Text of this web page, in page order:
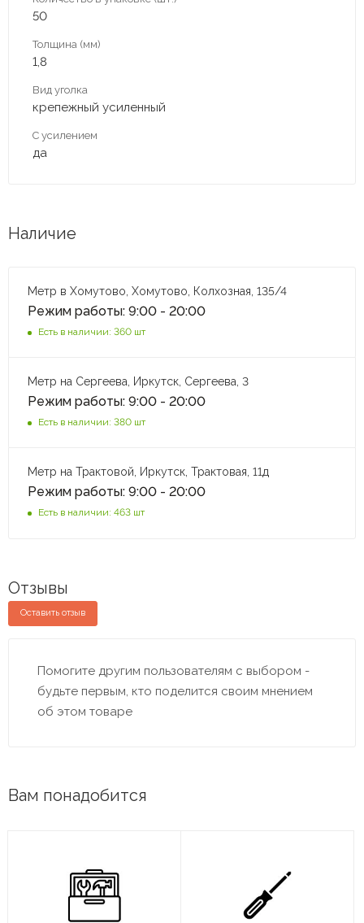
50
Толщина (мм)
1,8
Вид уголка
крепежный усиленный
С усилением
да
Наличие
Метр в Хомутово, Хомутово, Колхозная, 135/4
Режим работы: 9:00 - 20:00
Есть в наличии: 360 шт
Метр на Сергеева, Иркутск, Сергеева, 3
Режим работы: 9:00 - 20:00
Есть в наличии: 380 шт
Метр на Трактовой, Иркутск, Трактовая, 11д
Режим работы: 9:00 - 20:00
Есть в наличии: 463 шт
Отзывы
Оставить отзыв
Помогите другим пользователям с выбором -
будьте первым, кто поделится своим мнением
об этом товаре
Вам понадобится